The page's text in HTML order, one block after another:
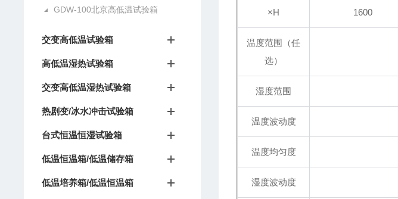
GDW-100北京高低温试验箱
交变高低温试验箱
高低温湿热试验箱
交变高低温湿热试验箱
热剧变/冰水冲击试验箱
台式恒温恒湿试验箱
低温恒温箱/低温储存箱
低温培养箱/低温恒温箱
×H
1600
温度范围（任
选）
湿度范围
温度波动度
温度均匀度
湿度波动度